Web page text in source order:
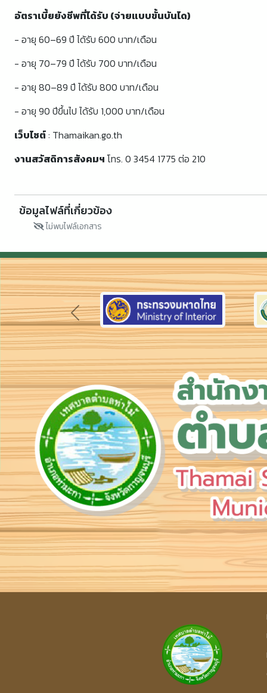
อัตราเบี้ยยังชีพที่ได้รับ (จ่ายแบบขั้นบันได)
- อายุ 60–69 ปี ได้รับ 600 บาท/เดือน
- อายุ 70–79 ปี ได้รับ 700 บาท/เดือน
- อายุ 80–89 ปี ได้รับ 800 บาท/เดือน
- อายุ 90 ปีขึ้นไป ได้รับ 1,000 บาท/เดือน
เว็บไซต์: Thamaikan.go.th
งานสวัสดิการสังคมฯ โทร. 0 3454 1775 ต่อ 210
ข้อมูลไฟล์ที่เกี่ยวข้อง
ไม่พบไฟล์เอกสาร
Previous